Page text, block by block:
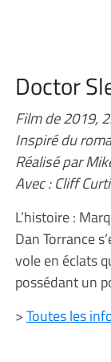
Doctor
Film de 2019,
Inspiré du
Réalisé par
Avec : Cliff
L’histoire :
Dan Torrance
vole en éclats
possédant un
>Toutes les